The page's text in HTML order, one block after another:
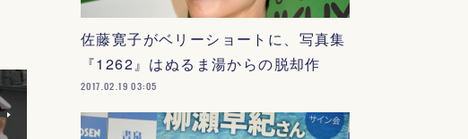
佐藤寛子がベリーショートに、写真集
『1262』はぬるま湯からの脱却作
2017.02.19 03:05